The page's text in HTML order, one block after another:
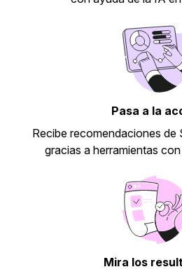
Pasa a la
Recibe recomendaciones de
gracias a herramientas
Mira los